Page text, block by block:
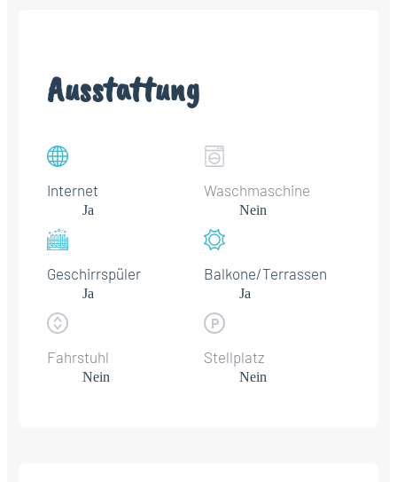
Ausstattung
Internet
Ja
Waschmaschine
Nein
Geschirrspüler
Ja
Balkone/Terrassen
Ja
Fahrstuhl
Nein
Stellplatz
Nein